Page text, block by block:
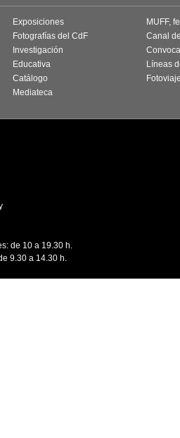
Exposiciones
Fotografías del CdF
Investigación
Educativa
Catálogo
Mediateca
MUFF,
Canal
Líneas
de 10 a 19.30 h.
9.30 a 14.30 h.